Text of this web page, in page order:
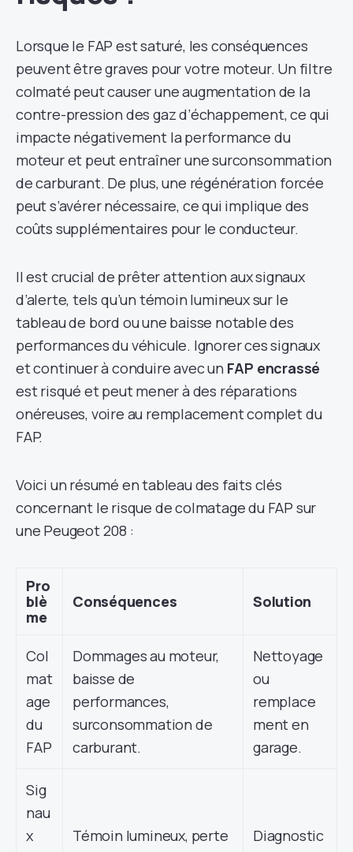
Lorsque le FAP est saturé, les conséquences
peuvent être graves pour votre moteur. Un filtre
colmaté peut causer une augmentation de la
contre-pression des gaz d’échappement, ce qui
impacte négativement la performance du
moteur et peut entraîner une surconsommation
de carburant. De plus, une régénération forcée
peut s’avérer nécessaire, ce qui implique des
coûts supplémentaires pour le conducteur.
Il est crucial de prêter attention aux signaux
d’alerte, tels qu’un témoin lumineux sur le
tableau de bord ou une baisse notable des
performances du véhicule. Ignorer ces signaux
et continuer à conduire avec un FAP encrassé
est risqué et peut mener à des réparations
onéreuses, voire au remplacement complet du
FAP.
Voici un résumé en tableau des faits clés
concernant le risque de colmatage du FAP sur
une Peugeot 208 :
Pro
blè
me
Conséquences Solution
Col
mat
age
du
FAP
Dommages au moteur,
baisse de
performances,
surconsommation de
carburant.
Nettoyage
ou
remplace
ment en
garage.
Sig
nau
x
Témoin lumineux, perte
Diagnostic